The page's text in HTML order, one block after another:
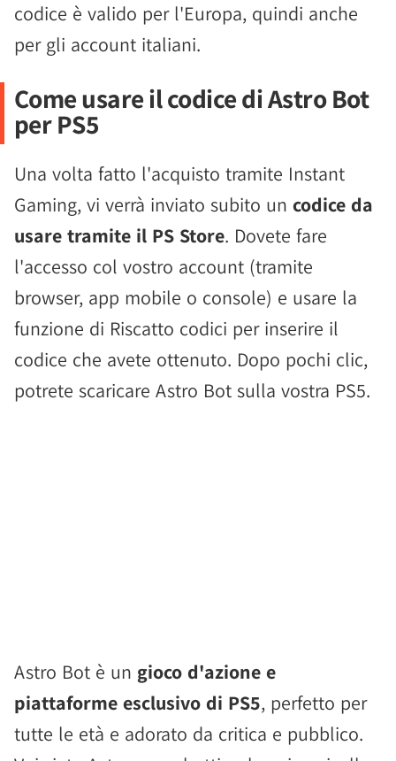
codice è valido per l'Europa, quindi anche
per gli account italiani.
Come usare il codice di Astro Bot
per PS5
Una volta fatto l'acquisto tramite Instant
Gaming, vi verrà inviato subito un codice da
usare tramite il PS Store. Dovete fare
l'accesso col vostro account (tramite
browser, app mobile o console) e usare la
funzione di Riscatto codici per inserire il
codice che avete ottenuto. Dopo pochi clic,
potrete scaricare Astro Bot sulla vostra PS5.
Astro Bot è un gioco d'azione e
piattaforme esclusivo di PS5, perfetto per
tutte le età e adorato da critica e pubblico.